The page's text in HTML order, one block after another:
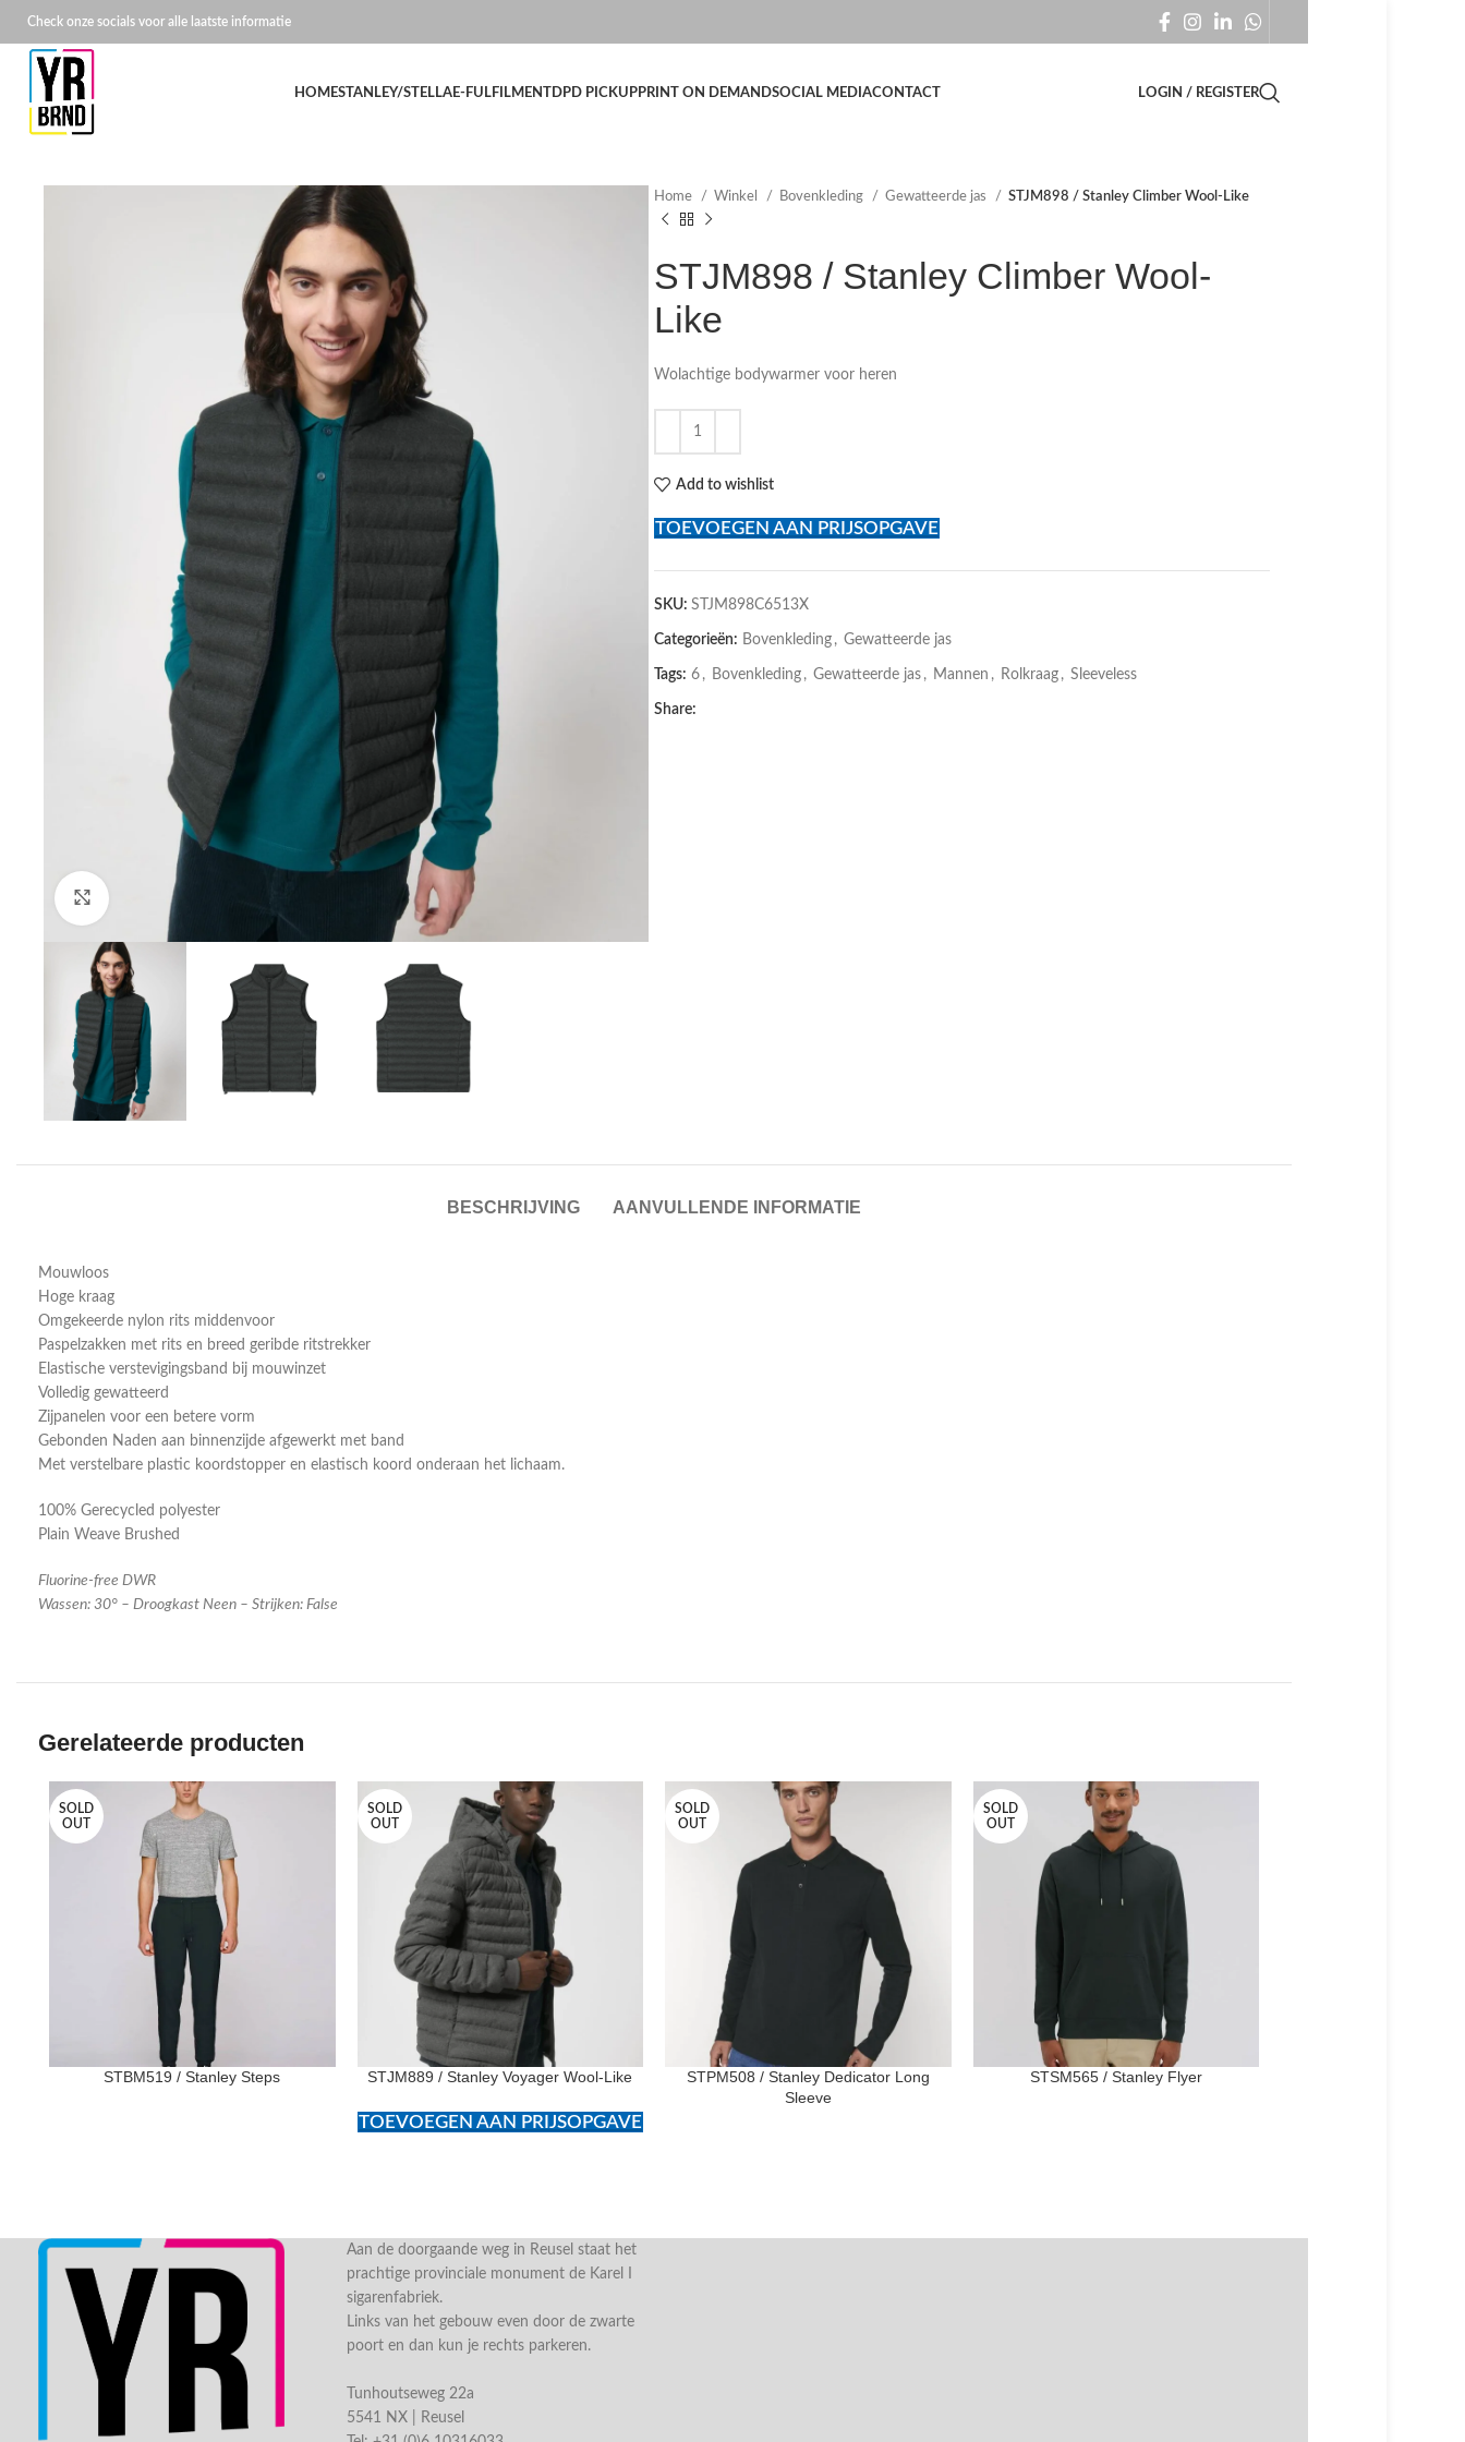
Check onze socials voor alle laatste informatie
HOMESTANLEY/STELLAE-FULFILMENT DPD PICKUPPRINT ON DEMANDSOCIAL MEDIACONTACT LOGIN / REGISTER
Click to enlarge
Home Winkel Bovenkleding Gewatteerde jas STJM898 / Stanley Climber Wool-Like
STJM898 / Stanley Climber Wool-
Like
Wolachtige bodywarmer voor heren
Add to wishlist
TOEVOEGEN AAN PRIJSOPGAVE
SKU: STJM898C6513X
Categorieën: Bovenkleding , Gewatteerde jas
Tags: 6 , Bovenkleding , Gewatteerde jas , Mannen , Rolkraag , Sleeveless
Share:
BESCHRIJVING AANVULLENDE INFORMATIE
Mouwloos
Hoge kraag
Omgekeerde nylon rits middenvoor
Paspelzakken met rits en breed geribde ritstrekker
Elastische verstevigingsband bij mouwinzet
Volledig gewatteerd
Zijpanelen voor een betere vorm
Gebonden Naden aan binnenzijde afgewerkt met band
Met verstelbare plastic koordstopper en elastisch koord onderaan het lichaam.
100% Gerecycled polyester
Plain Weave Brushed
Fluorine-free DWR
Wassen: 30° – Droogkast Neen – Strijken: False
Gerelateerde producten
SOLD
OUT
STBM519 / Stanley Steps
SOLD
OUT
STJM889 / Stanley Voyager Wool-Like
TOEVOEGEN AAN PRIJSOPGAVE
SOLD
OUT
STPM508 / Stanley Dedicator Long
Sleeve
SOLD
OUT
STSM565 / Stanley Flyer
Aan de doorgaande weg in Reusel staat het
prachtige provinciale monument de Karel I
sigarenfabriek.
Links van het gebouw even door de zwarte
poort en dan kun je rechts parkeren.
Tunhoutseweg 22a
5541 NX | Reusel